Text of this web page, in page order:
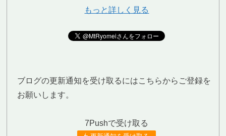
もっと詳しく見る
ブログの更新通知を受け取るにはこちらからご登録を
お願いします。
7Pushで受け取る